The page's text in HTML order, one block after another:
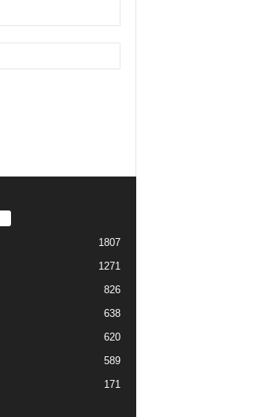
1807
1271
826
638
620
589
171